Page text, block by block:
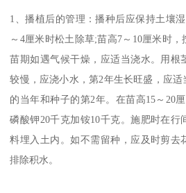
1、播植后的管理：播种后应保持土壤
～4厘米时松土除草;苗高7～10厘米时，
苗期如遇气候干燥，应适当浇水。用根
较慢，应浇小水，第2年生长旺盛，应
的当年和种子的第2年。在苗高15～20
磷酸钾20千克加铵10千克。施肥时在行
料埋入土内。如不需留种，应及时剪去
排除积水。